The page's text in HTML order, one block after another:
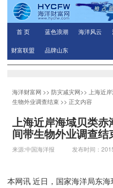
首 页 蓝色浪潮 海洋风云
财富联盟 品牌山东
海洋财富网 >> 防灾减灾网>> 上海近
生物外业调查结束 >> 正文内容
上海近岸海域贝类
间带生物外业调查结
来源:中国海洋报 发布时间：
本网讯 近日，国家海洋局东